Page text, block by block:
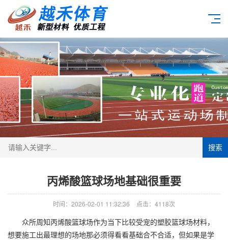
搜索
丙烯酸篮球场地基础很重要
时间：2026-02-01 11:32:36 点击：4118次
众所周知丙烯酸篮球场作为当下比较受宠的塑胶篮球场材料，
想要施工出最理想的场地那必须得看看基础合不合适，但如果是学